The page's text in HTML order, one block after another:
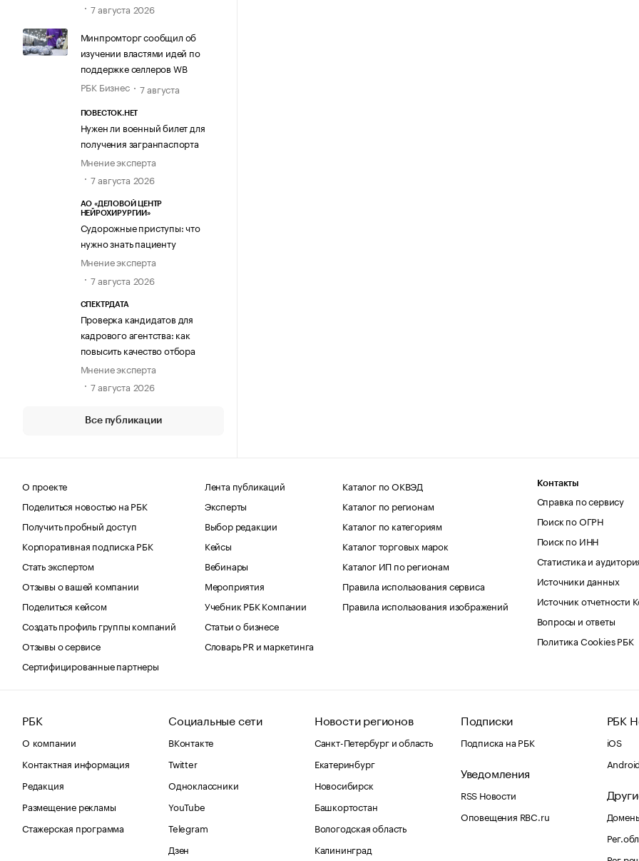
7 августа 2026
Минпромторг сообщил об
изучении властями идей по
поддержке селлеров WB
РБК Бизнес
7 августа
ПОВЕСТОК.НЕТ
Нужен ли военный билет для
получения загранпаспорта
Мнение эксперта
7 августа 2026
АО «ДЕЛОВОЙ ЦЕНТР
НЕЙРОХИРУРГИИ»
Судорожные приступы: что
нужно знать пациенту
Мнение эксперта
7 августа 2026
СПЕКТРДАТА
Проверка кандидатов для
кадрового агентства: как
повысить качество отбора
Мнение эксперта
7 августа 2026
Все публикации
О проекте
Поделиться новостью на РБК
Получить пробный доступ
Корпоративная подписка РБК
Стать экспертом
Отзывы о вашей компании
Поделиться кейсом
Создать профиль группы компаний
Отзывы о сервисе
Сертифицированные партнеры
Лента публикаций
Эксперты
Выбор редакции
Кейсы
Вебинары
Мероприятия
Учебник РБК Компании
Статьи о бизнесе
Словарь PR и маркетинга
Каталог по ОКВЭД
Каталог по регионам
Каталог по категориям
Каталог торговых марок
Каталог ИП по регионам
Правила использования сервиса
Правила использования изображений
Контакты
Справка по сервису
Поиск по ОГРН
Поиск по ИНН
Статистика и
Источники данных
Источник отчетности
Вопросы и ответы
Политика Cookies РБК
РБК
О компании
Контактная информация
Редакция
Размещение рекламы
Стажерская программа
Социальные сети
ВКонтакте
Twitter
Одноклассники
YouTube
Telegram
Дзен
Новости регионов
Санкт-Петербург и область
Екатеринбург
Новосибирск
Башкортостан
Вологодская область
Калининград
Подписки
Подписка на РБК
Уведомления
RSS Новости
Оповещения RBC.ru
РБК
iOS